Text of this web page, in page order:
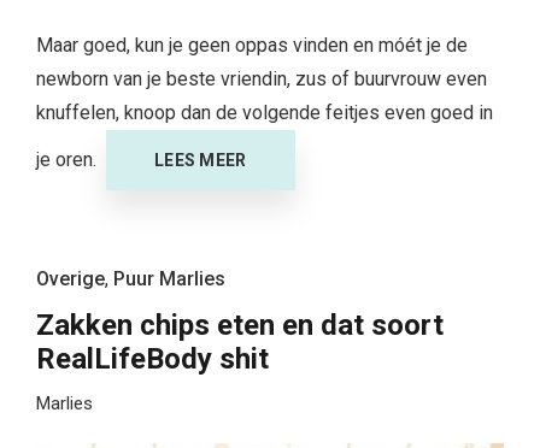
Maar goed, kun je geen oppas vinden en móét je de
newborn van je beste vriendin, zus of buurvrouw even
knuffelen, knoop dan de volgende feitjes even goed in
je oren. LEES MEER
Overige, Puur Marlies
Zakken chips eten en dat soort
RealLifeBody shit
Marlies